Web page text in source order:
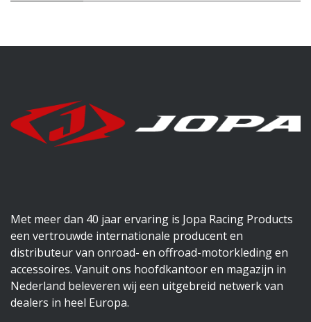
Met meer dan 40 jaar ervaring is Jopa Racing Products
een vertrouwde internationale producent en
distributeur van onroad- en offroad-motorkleding en
accessoires. Vanuit ons hoofdkantoor en magazijn in
Nederland beleveren wij een uitgebreid netwerk van
dealers in heel Europa.